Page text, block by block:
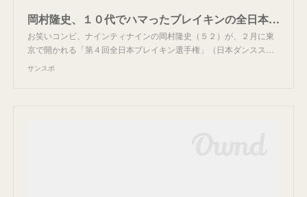
岡村隆史、１０代でハマったブレイキンの全日本選手権が２月開催 ＮＨＫ生中継にゲスト出演決定
お笑いコンビ、ナインティナインの岡村隆史（５２）が、２月に東
京で開かれる「第４回全日本ブレイキン選手権」（日本ダンスス…
サンスポ